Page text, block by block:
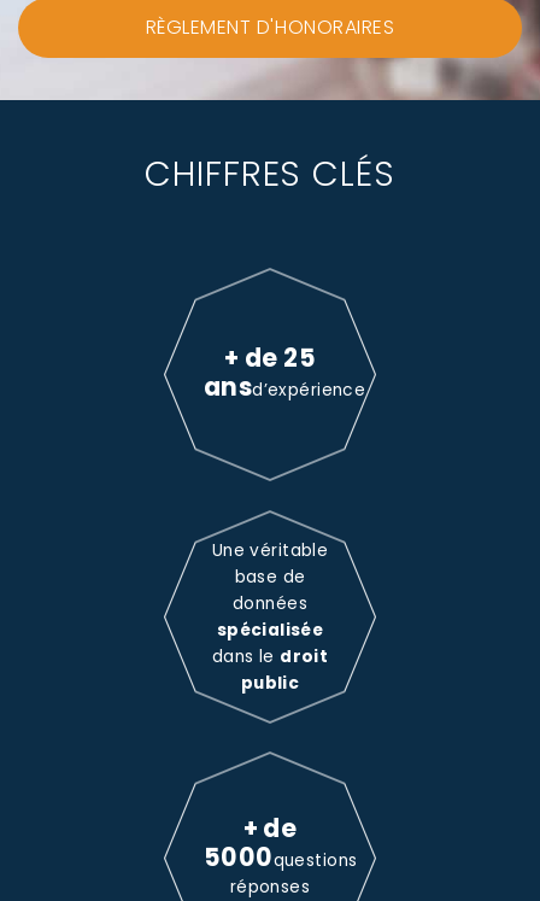
RÈGLEMENT D'HONORAIRES
CHIFFRES CLÉS
+ de 25
ansd’expérience
Une véritable
base de
données
spécialisée
dans le droit
public
+ de
5000questions
réponses